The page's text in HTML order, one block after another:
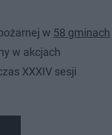
w 58 gminach
w akcjach
XXXIV sesji